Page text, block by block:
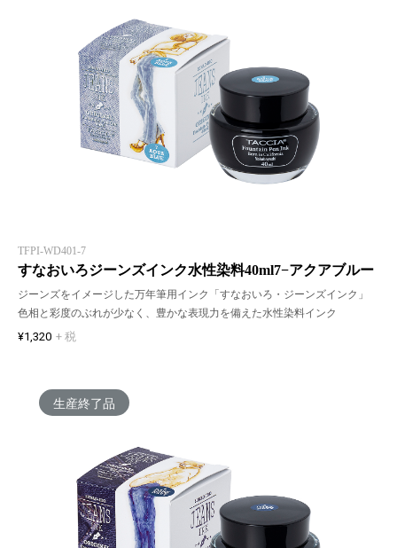
TFPI-WD401-7
すなおいろジーンズインク水性染料40ml7−アクアブルー
ジーンズをイメージした万年筆用インク「すなおいろ・ジーンズインク」
色相と彩度のぶれが少なく、豊かな表現力を備えた水性染料インク
¥1,320 + 税
生産終了品